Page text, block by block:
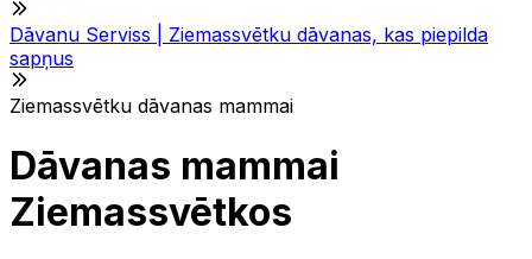
Dāvanu Serviss | Ziemassvētku dāvanas, kas piepilda
sapņus
Ziemassvētku dāvanas mammai
Dāvanas mammai
Ziemassvētkos